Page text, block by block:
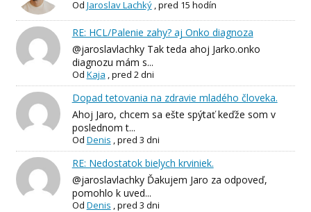
Od Jaroslav Lachký,pred 15 hodín
RE: HCL/Palenie zahy? aj Onko diagnoza
@jaroslavlachky Tak teda ahoj Jarko.onko
diagnozu mám s...
Od Kaja ,pred 2 dni
Dopad tetovania na zdravie mladého človeka.
Ahoj Jaro, chcem sa ešte spýtať keďže som v
poslednom t...
Od Denis ,pred 3 dni
RE: Nedostatok bielych krviniek.
@jaroslavlachky Ďakujem Jaro za odpoveď,
pomohlo k uved...
Od Denis ,pred 3 dni